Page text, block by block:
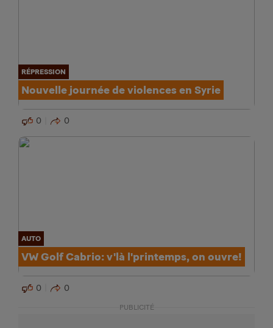
RÉPRESSION
Nouvelle journée de violences en Syrie
0 0
AUTO
VW Golf Cabrio: v'là l'printemps, on ouvre!
0 0
PUBLICITÉ